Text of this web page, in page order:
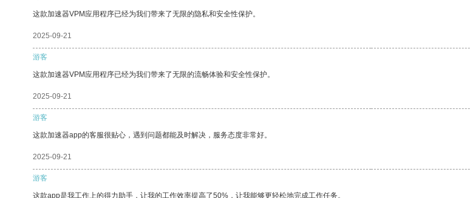
这款加速器VPM应用程序已经为我们带来了无限的隐私和安全性保护。
2025-09-21
游客
这款加速器VPM应用程序已经为我们带来了无限的流畅体验和安全性保护。
2025-09-21
游客
这款加速器app的客服很贴心，遇到问题都能及时解决，服务态度非常好。
2025-09-21
游客
这款app是我工作上的得力助手，让我的工作效率提高了50%，让我能够更轻松地完成工作任务。